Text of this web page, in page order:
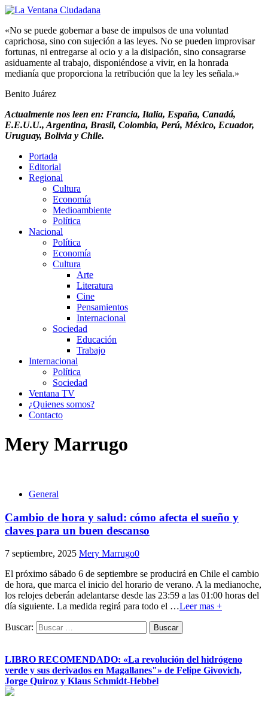
«No se puede gobernar a base de impulsos de una voluntad
caprichosa, sino con sujeción a las leyes. No se pueden improvisar
fortunas, ni entregarse al ocio y a la disipación, sino consagrarse
asiduamente al trabajo, disponiéndose a vivir, en la honrada
medianía que proporciona la retribución que la ley les señala.»
Benito Juárez
Actualmente nos leen en: Francia, Italia, España, Canadá,
E.E.U.U., Argentina, Brasil, Colombia, Perú, México, Ecuador,
Uruguay, Bolivia y Chile.
Portada
Editorial
Regional
Cultura
Economía
Medioambiente
Política
Nacional
Política
Economía
Cultura
Arte
Literatura
Cine
Pensamientos
Internacional
Sociedad
Educación
Trabajo
Internacional
Política
Sociedad
Ventana TV
¿Quienes somos?
Contacto
Mery Marrugo
General
Cambio de hora y salud: cómo afecta el sueño y
claves para un buen descanso
7 septiembre, 2025 Mery Marrugo0
El próximo sábado 6 de septiembre se producirá en Chile el cambio
de hora, que marca el inicio del horario de verano. A la medianoche,
los relojes deberán adelantarse desde las 23:59 a las 01:00 horas del
día siguiente. La medida regirá para todo el …Leer mas +
Buscar:
LIBRO RECOMENDADO: «La revolución del hidrógeno
verde y sus derivados en Magallanes"» de Felipe Givovich,
Jorge Quiroz y Klaus Schmidt-Hebbel